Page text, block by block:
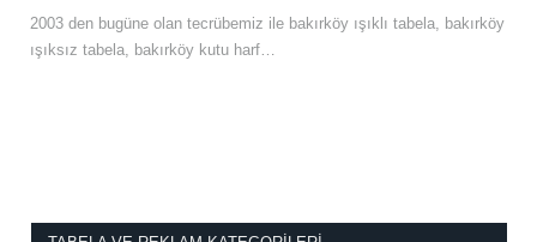
2003 den bugüne olan tecrübemiz ile bakırköy ışıklı tabela, bakırköy
ışıksız tabela, bakırköy kutu harf…